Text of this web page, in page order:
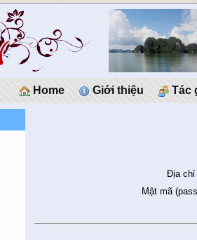
Home Giới thiệu Tác
Địa chỉ
Mật mã